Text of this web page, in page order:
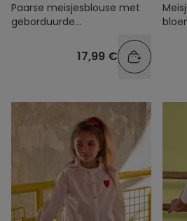
Paarse meisjesblouse met
geborduurde
17,99 €